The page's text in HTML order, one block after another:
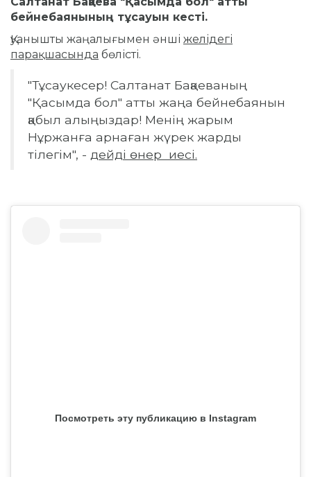
бейнебаянының тұсауын кесті.
Қуанышты жаңалығымен әнші желідегі
парақшасында бөлісті.
"Тұсаукесер! Салтанат Бақаеваның
"Қасымда бол" атты жаңа бейнебаянын
қабыл алыңыздар! Менің жарым
Нұржанға арнаған жүрек жарды
тілегім", - дейді өнер иесі.
Посмотреть эту публикацию в Instagram